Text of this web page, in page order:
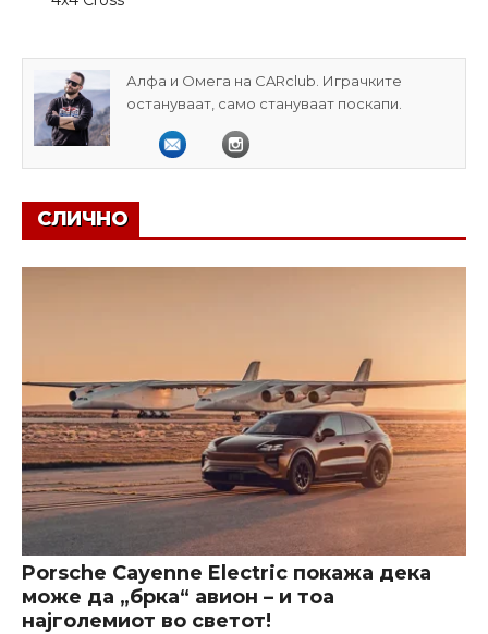
Алфа и Омега на CARclub. Играчките
остануваат, само стануваат поскапи.
СЛИЧНО
Porsche Cayenne Electric покажа дека
може да „брка“ авион – и тоа
најголемиот во светот!